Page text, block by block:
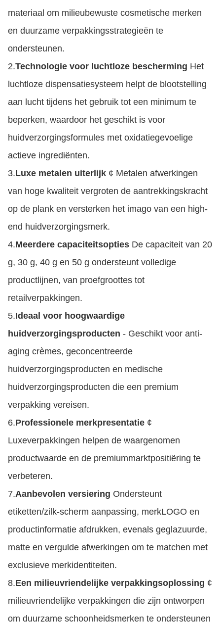
materiaal om milieubewuste cosmetische merken
en duurzame verpakkingsstrategieën te
ondersteunen.
2.Technologie voor luchtloze bescherming Het
luchtloze dispensatiesysteem helpt de blootstelling
aan lucht tijdens het gebruik tot een minimum te
beperken, waardoor het geschikt is voor
huidverzorgingsformules met oxidatiegevoelige
actieve ingrediënten.
3.Luxe metalen uiterlijk ¢ Metalen afwerkingen
van hoge kwaliteit vergroten de aantrekkingskracht
op de plank en versterken het imago van een high-
end huidverzorgingsmerk.
4.Meerdere capaciteitsopties De capaciteit van 20
g, 30 g, 40 g en 50 g ondersteunt volledige
productlijnen, van proefgroottes tot
retailverpakkingen.
5.Ideaal voor hoogwaardige
huidverzorgingsproducten - Geschikt voor anti-
aging crèmes, geconcentreerde
huidverzorgingsproducten en medische
huidverzorgingsproducten die een premium
verpakking vereisen.
6.Professionele merkpresentatie ¢
Luxeverpakkingen helpen de waargenomen
productwaarde en de premiummarktpositiëring te
verbeteren.
7.Aanbevolen versiering Ondersteunt
etiketten/zilk-scherm aanpassing, merkLOGO en
productinformatie afdrukken, evenals geglazuurde,
matte en vergulde afwerkingen om te matchen met
exclusieve merkidentiteiten.
8.Een milieuvriendelijke verpakkingsoplossing ¢
milieuvriendelijke verpakkingen die zijn ontworpen
om duurzame schoonheidsmerken te ondersteunen